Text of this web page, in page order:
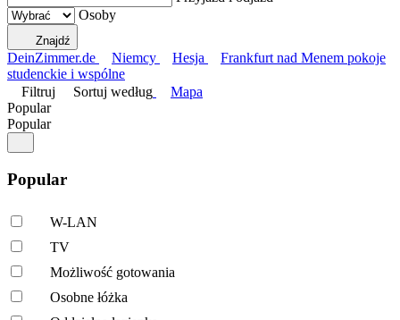
Osoby
Znajdź
DeinZimmer.de Niemcy Hesja
Frankfurt nad Menem pokoje
studenckie i wspólne
Filtruj
Sortuj według
Mapa
Popular
Popular
Popular
W-LAN
TV
Możliwość gotowania
Osobne łóżka